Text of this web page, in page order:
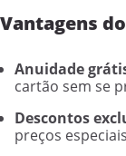
Vantagens
Anuidade
cartão sem se
Descontos
preços